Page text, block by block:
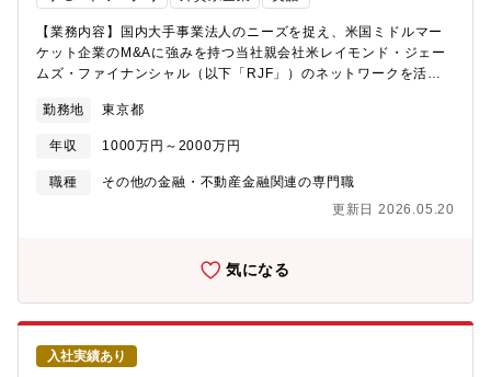
を目安にスタートとしてください。■外出は、週2-3回のアポが目
安となります。（多くが都内の企業）※日本支社になりますの
で、英語ではなく日本語での対応が可能な場合が多いです。（稀
にグローバル本社の代表や役員が参加する場合は英語となりま
カーとのやり取りはすべて英語となります。【組織構成】保険グ
タント1チーム※本ポジションの営業チーム構成：13名（女性の部
門長/男性のチームマネジャー/営業スタッフ11名）■平均年齢（40
す。■男女比率（3:7）■新卒中途比率（2:8）■保険部門のトップ
ョンは英語になります。■その他、トップ以外は全員が日本人スタ
ッフとなります。【募集背景】事業拡大による増員（定年を迎え
るスタッフの退職も想定しています。）【保険部の魅力】■柔軟な
労働環境・残業は、個人にもよりますが、繁忙期でも最大30時間
程度となります。・在宅勤務制度は、月の半分＝2週間の中で5日
取得可能。※試用期間中は使用不可。※在宅日を増やすことはで
【業務内容】国内大手事業法人のニーズを捉え、米国ミドルマー
ケット企業のM&Aに強みを持つ当社親会社米レイモンド・ジェー
ムズ・ファイナンシャル（以下「RJF」）のネットワークを活用
ます。【具体的な業務】・ご自身が築き上げてきたリレーション
やネットワークを活用して国内事業会社に継続的かつ多面的にコ
ンタクトを取り、米国企業への出資や資本・業務提携などのニー
ズを把握・RJFと協働して事業法人顧客のニーズに対するソリュ
50名超です。 2017年に三井住友信託銀行から無議決権少数持分
た。RJF（NYSE上場、時価総額約4.5兆円）は1962年創業の米大
手総合金融サービス会社であり、1987年から毎四半期連続黒字を
達成しています。・日本における活動拠点である当社は2010年8
月に設立され、現在の従業員は7名です。・第1種および第2種金融
商品取引業の登録を受けており、日本証券業協会に加入していま
す。【在宅勤務・リモート勤務】相談可能
勤務地 東京都
年収 1000万円～2000万円
職種
その他の金融・不動産金融関連の専門職
更新日 2026.05.20
気になる
入社実績あり